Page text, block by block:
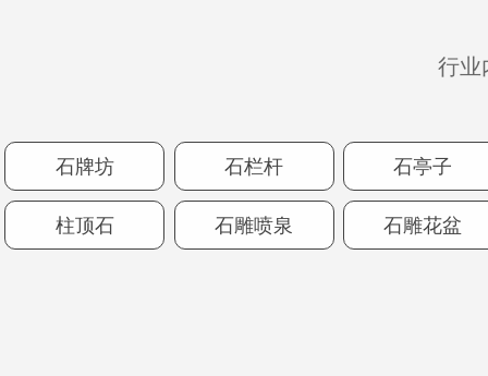
行业
石牌坊 石栏杆 石亭子
柱顶石 石雕喷泉 石雕花盆